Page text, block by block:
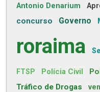
Antonio Denarium
concurso Governo
roraima
FTSP Polícia Civil
Tráfico de Drogas